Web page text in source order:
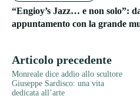
“Engioy’s Jazz… e non solo”:
appuntamento con la grande
Articolo precedente
Monreale dice addio allo scultore
Giuseppe Sardisco: una vita
dedicata all’arte